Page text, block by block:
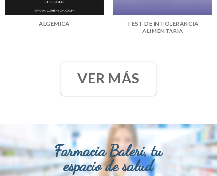
ALGEMICA
TEST DE INTOLERANCIA
ALIMENTARIA
VER MÁS
Farmacia Baleri, tu
espacio de salud